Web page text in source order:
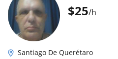
$25/h
Santiago De Querétaro